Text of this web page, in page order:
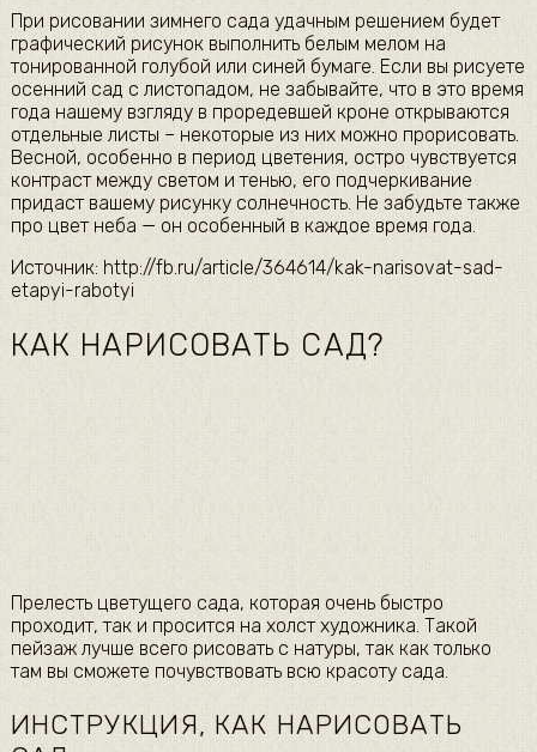
При рисовании зимнего сада удачным решением будет
графический рисунок выполнить белым мелом на
тонированной голубой или синей бумаге. Если вы рисуете
осенний сад с листопадом, не забывайте, что в это время
года нашему взгляду в проредевшей кроне открываются
отдельные листы – некоторые из них можно прорисовать.
Весной, особенно в период цветения, остро чувствуется
контраст между светом и тенью, его подчеркивание
придаст вашему рисунку солнечность. Не забудьте также
про цвет неба — он особенный в каждое время года.
Источник: http://fb.ru/article/364614/kak-narisovat-sad-
etapyi-rabotyi
КАК НАРИСОВАТЬ САД?
Прелесть цветущего сада, которая очень быстро
проходит, так и просится на холст художника. Такой
пейзаж лучше всего рисовать с натуры, так как только
там вы сможете почувствовать всю красоту сада.
ИНСТРУКЦИЯ, КАК НАРИСОВАТЬ